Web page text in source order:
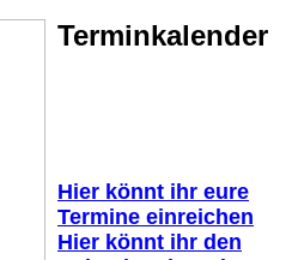
Terminkalender
Hier könnt ihr eure
Termine einreichen
Hier könnt ihr den